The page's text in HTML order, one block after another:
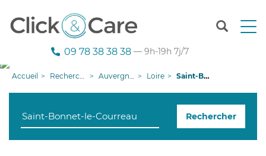
T
n
g
09 78 38 38 38 — 9h-19h 7j/7
Accueil Recherche aide à domicile Auvergne-Rhône-Alpes Loire Saint-Bonnet-le-Courreau
Rechercher